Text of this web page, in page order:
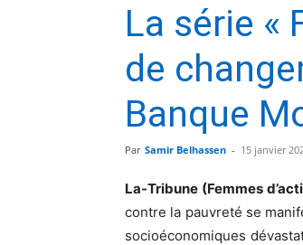
La série «
de
Banque
Par Samir Belhassen - 15 janvier
La-Tribune (Femmes
contre la pauvreté se
socioéconomiques